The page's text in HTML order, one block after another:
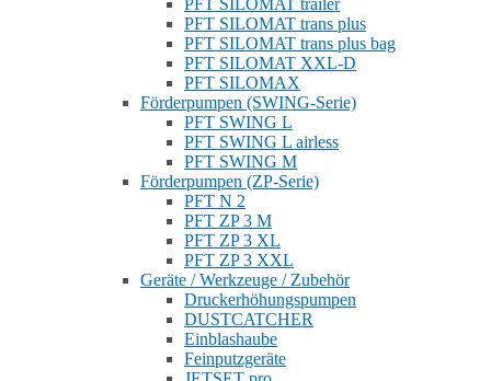
PFT SILOMAT trailer
PFT SILOMAT trans plus
PFT SILOMAT trans plus bag
PFT SILOMAT XXL-D
PFT SILOMAX
Förderpumpen (SWING-Serie)
PFT SWING L
PFT SWING L airless
PFT SWING M
Förderpumpen (ZP-Serie)
PFT N 2
PFT ZP 3 M
PFT ZP 3 XL
PFT ZP 3 XXL
Geräte / Werkzeuge / Zubehör
Druckerhöhungspumpen
DUSTCATCHER
Einblashaube
Feinputzgeräte